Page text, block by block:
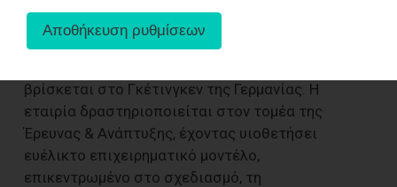
(IPO).
βρίσκεται στο Γκέτινγκεν της Γερμανίας. Η
εταιρία δραστηριοποιείται στον τομέα της
Έρευνας & Ανάπτυξης, έχοντας υιοθετήσει
ευέλικτο επιχειρηματικό μοντέλο,
επικεντρωμένο στο σχεδιασμό, τη